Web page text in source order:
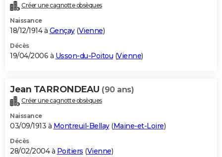
Créer une cagnotte obsèques
Naissance
18/12/1914 à Gençay(Vienne)
Décès
19/04/2006 à Usson-du-Poitou (Vienne)
Jean TARRONDEAU (90 ans)
Créer une cagnotte obsèques
Naissance
03/09/1913 à Montreuil-Bellay(Maine-et-Loire)
Décès
28/02/2004 à Poitiers (Vienne)